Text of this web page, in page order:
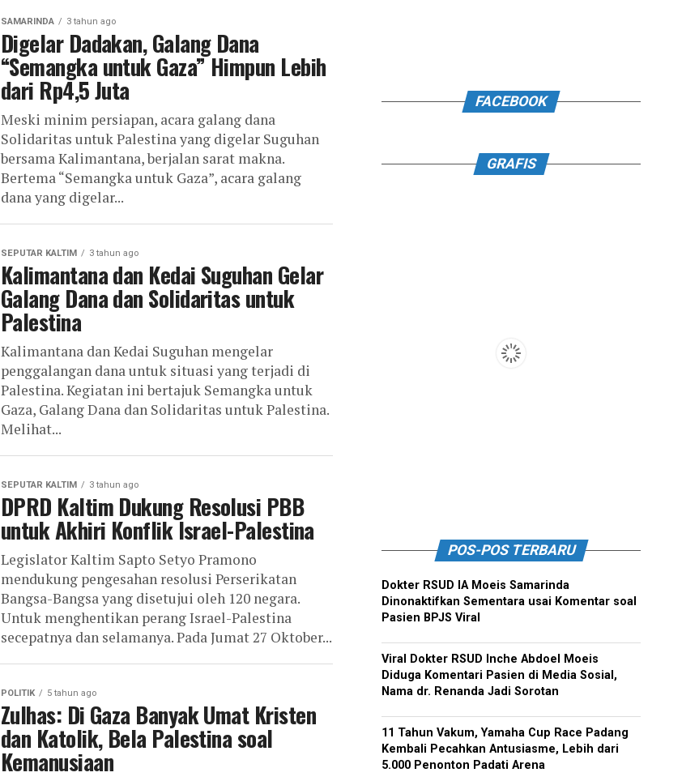
SAMARINDA 3 tahun ago
Digelar Dadakan, Galang Dana
“Semangka untuk Gaza” Himpun Lebih
dari Rp4,5 Juta
Meski minim persiapan, acara galang dana
Solidaritas untuk Palestina yang digelar Suguhan
bersama Kalimantana, berjalan sarat makna.
Bertema “Semangka untuk Gaza”, acara galang
dana yang digelar...
SEPUTAR KALTIM 3 tahun ago
Kalimantana dan Kedai Suguhan Gelar
Galang Dana dan Solidaritas untuk
Palestina
Kalimantana dan Kedai Suguhan mengelar
penggalangan dana untuk situasi yang terjadi di
Palestina. Kegiatan ini bertajuk Semangka untuk
Gaza, Galang Dana dan Solidaritas untuk Palestina.
Melihat...
SEPUTAR KALTIM 3 tahun ago
DPRD Kaltim Dukung Resolusi PBB
untuk Akhiri Konflik Israel-Palestina
Legislator Kaltim Sapto Setyo Pramono
mendukung pengesahan resolusi Perserikatan
Bangsa-Bangsa yang disetujui oleh 120 negara.
Untuk menghentikan perang Israel-Palestina
secepatnya dan selamanya. Pada Jumat 27 Oktober...
POLITIK 5 tahun ago
Zulhas: Di Gaza Banyak Umat Kristen
dan Katolik, Bela Palestina soal
Kemanusiaan
FACEBOOK
GRAFIS
POS-POS TERBARU
Dokter RSUD IA Moeis Samarinda
Dinonaktifkan Sementara usai Komentar soal
Pasien BPJS Viral
Viral Dokter RSUD Inche Abdoel Moeis
Diduga Komentari Pasien di Media Sosial,
Nama dr. Renanda Jadi Sorotan
11 Tahun Vakum, Yamaha Cup Race Padang
Kembali Pecahkan Antusiasme, Lebih dari
5.000 Penonton Padati Arena